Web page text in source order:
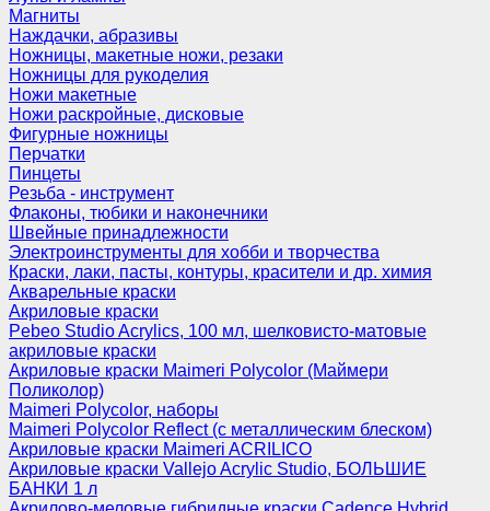
Магниты
Наждачки, абразивы
Ножницы, макетные ножи, резаки
Ножницы для рукоделия
Ножи макетные
Ножи раскройные, дисковые
Фигурные ножницы
Перчатки
Пинцеты
Резьба - инструмент
Флаконы, тюбики и наконечники
Швейные принадлежности
Электроинструменты для хобби и творчества
Краски, лаки, пасты, контуры, красители и др. химия
Акварельные краски
Акриловые краски
Pebeo Studio Acrylics, 100 мл, шелковисто-матовые
акриловые краски
Акриловые краски Maimeri Polycolor (Маймери
Поликолор)
Maimeri Polycolor, наборы
Maimeri Polycolor Reflect (с металлическим блеском)
Акриловые краски Maimeri ACRILICO
Акриловые краски Vallejo Acrylic Studio, БОЛЬШИЕ
БАНКИ 1 л